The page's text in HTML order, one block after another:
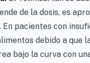
de la dosis, es
En pacientes con
debido a
bajo la curva con